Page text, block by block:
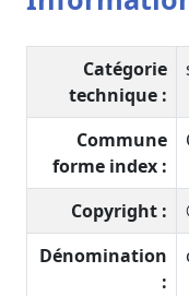
Catégorie
technique :
Commune
forme index :
Copyright :
Dénomination
: